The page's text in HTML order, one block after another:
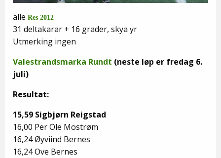
alle Res 2012
31 deltakarar + 16 grader, skya yr
Utmerking ingen
Valestrandsmarka Rundt (neste løp er fredag 6.
juli)
Resultat:
15,59 Sigbjørn Reigstad
16,00 Per Ole Mostrøm
16,24 Øyviind Bernes
16,24 Ove Bernes